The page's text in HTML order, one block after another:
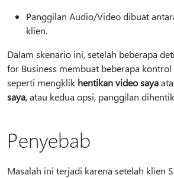
Panggilan Audio/Video dibuat
klien.
Dalam skenario ini, setelah beberapa
for Business membuat beberapa
seperti mengklik hentikan video saya
saya, atau kedua opsi, panggilan
Penyebab
Masalah ini terjadi karena setelah klien